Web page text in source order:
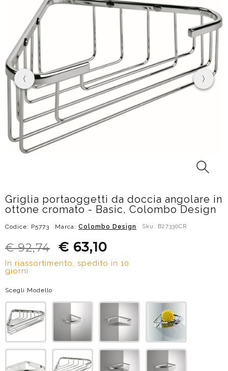
Griglia portaoggetti da doccia angolare in
ottone cromato - Basic, Colombo Design
Codice: P5773 Marca: Colombo Design Sku: B27330CR
€ 92,74 € 63,10
In riassortimento, spedito in 10
giorni
Scegli Modello